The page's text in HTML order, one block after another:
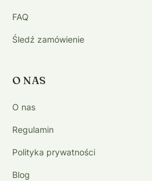
FAQ
Śledź zamówienie
O NAS
O nas
Regulamin
Polityka prywatności
Blog